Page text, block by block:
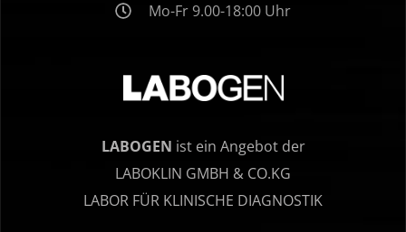
Mo-Fr 9.00-18:00 Uhr
LABOGEN ist ein Angebot der
LABOKLIN GMBH & CO.KG
LABOR FÜR KLINISCHE DIAGNOSTIK